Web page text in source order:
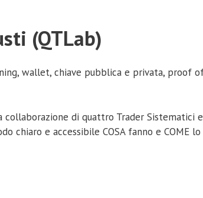
(QTLab)
wallet, chiave pubblica e privata, proof
di quattro Trader Sistematici
chiaro e accessibile COSA fanno e COME